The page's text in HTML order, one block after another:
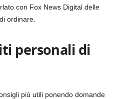
con Fox News Digital delle
ordinare.
personali di
più utili ponendo domande